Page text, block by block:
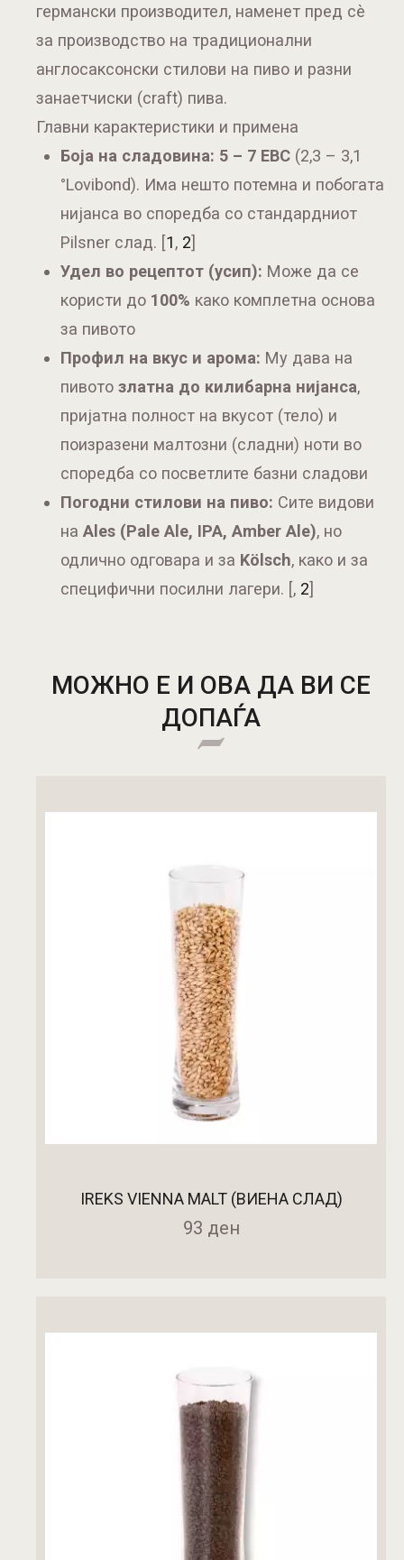
германски производител, наменет пред сè
за производство на традиционални
англосаксонски стилови на пиво и разни
занаетчиски (craft) пива.
Главни карактеристики и примена
Боја на сладовина: 5 – 7 EBC (2,3 – 3,1
°Lovibond). Има нешто потемна и побогата
нијанса во споредба со стандардниот
Pilsner слад. [1, 2]
Удел во рецептот (усип): Може да се
користи до 100% како комплетна основа
за пивото
Профил на вкус и арома: Му дава на
пивотозлатна до килибарна нијанса,
пријатна полност на вкусот (тело) и
поизразени малтозни (сладни) ноти во
споредба со посветлите базни сладови
Погодни стилови на пиво: Сите видови
наAles (Pale Ale, IPA, Amber Ale), но
одлично одговара и за Kölsch, како и за
специфични посилни лагери. [, 2]
МОЖНО Е И ОВА ДА ВИ СЕ
ДОПАЃА
IREKS VIENNA MALT (ВИЕНА СЛАД)
93 ден